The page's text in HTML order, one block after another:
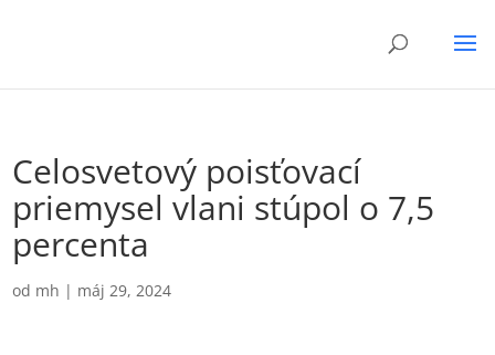
Celosvetový poisťovací
priemysel vlani stúpol o 7,5
percenta
od mh | máj 29, 2024